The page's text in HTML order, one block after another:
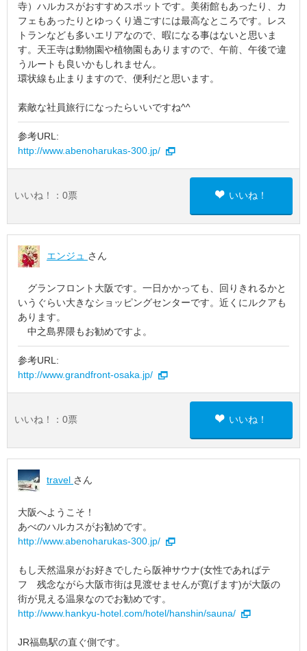
寺）ハルカスがおすすめスポットです。美術館もあったり、カ
フェもあったりとゆっくり過ごすには最高なところです。レス
トランなども多いエリアなので、暇になる事はないと思いま
す。天王寺は動物園や植物園もありますので、午前、午後で違
うルートも良いかもしれません。
環状線も止まりますので、便利だと思います。
素敵な社員旅行になったらいいですね^^
参考URL:
http://www.abenoharukas-300.jp/
いいね！： 0票 いいね！
エンジュ さん
グランフロント大阪です。一日かかっても、回りきれるかと
いうぐらい大きなショッピングセンターです。近くにルクアも
あります。
中之島界隈もお勧めですよ。
参考URL:
http://www.grandfront-osaka.jp/
いいね！： 0票 いいね！
travel さん
大阪へようこそ！
あべのハルカスがお勧めです。
http://www.abenoharukas-300.jp/
もし天然温泉がお好きでしたら阪神サウナ(女性であればテ
フ 残念ながら大阪市街は見渡せませんが寛げます)が大阪の
街が見える温泉なのでお勧めです。
http://www.hankyu-hotel.com/hotel/hanshin/sauna/
JR福島駅の直ぐ側です。